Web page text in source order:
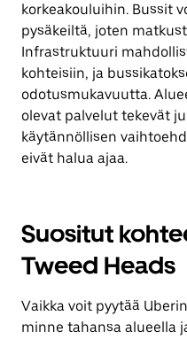
korkeakouluihin. Bussit
pysäkeiltä, joten
Infrastruktuuri
kohteisiin, ja
odotusmukavuutta.
olevat palvelut tekevät
käytännöllisen
eivät halua ajaa.
Suositut
Tweed Heads
Vaikka voit pyytää
minne tahansa alueella